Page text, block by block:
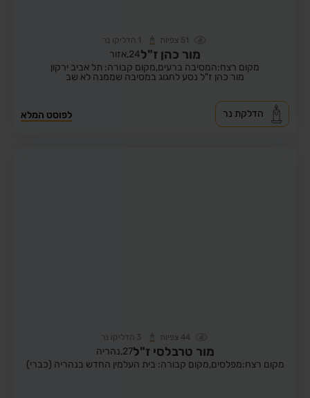
51 צפיות 1 הדליקו נר
מור כהן ז"ל24, אזור
מקום רצח:המסיבה ברעים,מקום קבורה: תל אביב ירקון
מור כהן ז"ל נסע לחגוג במסיבה שממנה לא שב
לפוסט המלא הדלקת נר
44 צפיות 3 הדליקו נר
מור טרבלסי ז"ל27, נהריה
מקום רצח:מפלסים,מקום קבורה: בית העלמין החדש בנהריה (כברי)